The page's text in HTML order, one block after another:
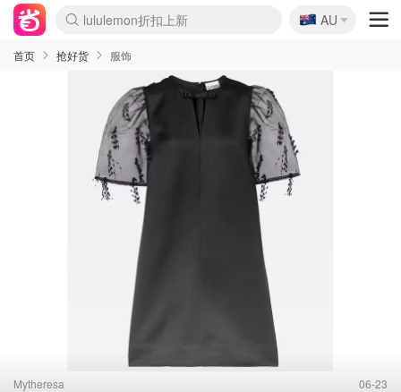
lululemon折扣上新
Sasa美妆护肤3.5折
SSENSE年中2.5折
FreshBeauty好价汇总
Cettire降价+叠9折
WWS Coles超市实拍
viagogo二手票捡漏
Myer折扣汇总
The Outnet奢牌1折起
David Jones 3折起
Flannels大牌1折
Perfumes Club护肤1折
AMIRO面罩$251
Amazon折扣汇总
Amazon数码好物
ThedoubleF高奢地板价
Moose Knuckles 6折
EUFY摄像头$98
Selenichast首饰2折
悉尼-墨尔本机票$29
Amazon家居好物
Amazon美妆护肤
雅漾大喷$8
过敏原检测盒$33
科颜氏高保湿面霜$29
SEALIFE海洋馆门票6折
丝塔芙大白罐$16
订阅Newsletter送香薰
Harrods圣诞日历$525
LN-CC奢牌私促
d'Alba空姐喷雾$16
EVE LOM套装£56
Bernardelli独家4折
Adore Beauty 6折起
Mytheresa奢品2.7折
Currentbody美容仪$881
MOON Garden Live
CR洗护套装$23
GANNI官网4.5折
Stylevana韩妆4折
Tessabit高奢8.5折
OGX洗发水$11
Amazon阿德莱德次日达
卡诗8.5折+赠礼
Philips Hue灯具8折
La Mer送8件礼值$529
始祖鸟 石头岛 8折
雅诗兰黛7.5折+赠礼
祖玛珑赠5件礼
惊❗️修丽可赠42ml精华
Loewe/BBR高奢8折
黑五价❗阿玛尼全场8折
Crocs洞洞鞋$36
A王情侣卫衣推荐
三星4K智能电视$664
倩碧7.5折+赠$110礼
Bobbi Brown 8折+赠礼
M.A.C 7.5折+赠彩妆套装
🇦🇺
AU
首页 抢好货 服饰
Mytheresa 06-23